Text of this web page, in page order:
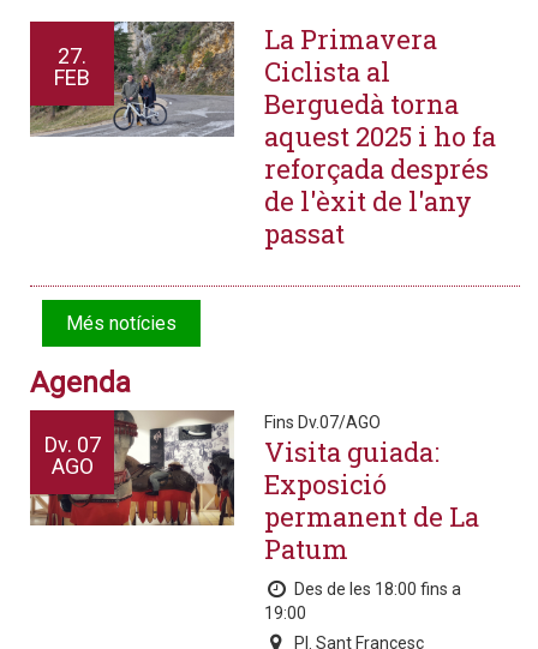
27.
FEB
La Primavera
Ciclista al
Berguedà torna
aquest 2025 i ho fa
reforçada després
de l'èxit de l'any
passat
Més notícies
Agenda
Dv. 07
AGO
Fins Dv.07/AGO
Visita guiada:
Exposició
permanent de La
Patum
Des de les 18:00 fins a
19:00
Pl. Sant Francesc